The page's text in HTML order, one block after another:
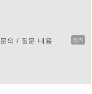
문의 / 질문 내용 임의